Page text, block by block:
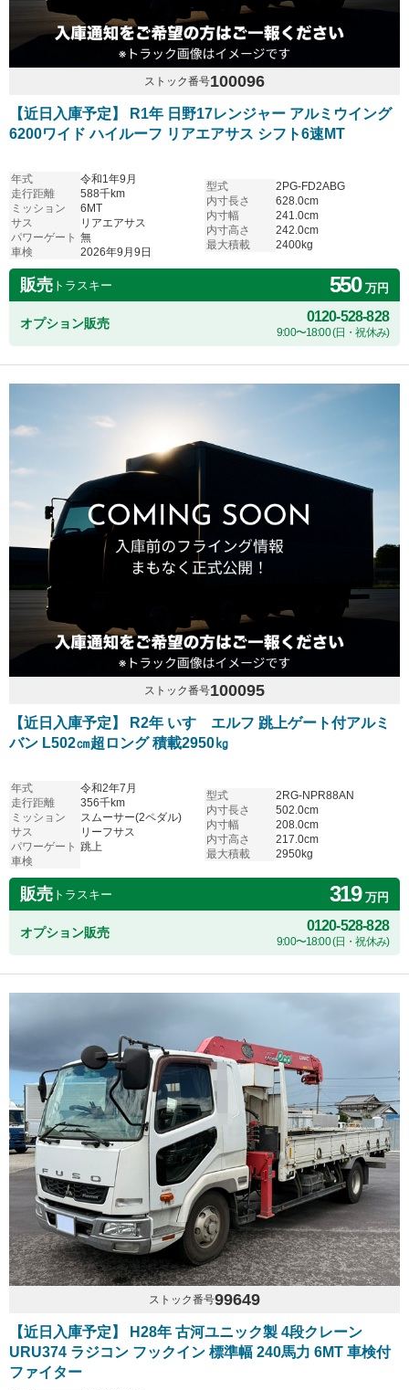
ストック番号100096
【近日入庫予定】 R1年 日野17レンジャー アルミウイング
6200ワイド ハイルーフ リアエアサス シフト6速MT
年式
令和1年9月
走行距離
588千km
ミッション
6MT
サス
リアエアサス
パワーゲート 無
車検
2026年9月9日
型式
2PG-FD2ABG
内寸長さ
628.0cm
内寸幅
241.0cm
内寸高さ
242.0cm
最大積載
2400kg
販売 トラスキー 550万円
オプション販売 0120-528-828
9:00〜18:00 (日・祝休み)
ストック番号100095
【近日入庫予定】 R2年 いすゞエルフ 跳上ゲート付アルミ
バン L502㎝超ロング 積載2950㎏
年式
令和2年7月
走行距離
356千km
ミッション
スムーサー(2ペダル)
サス
リーフサス
パワーゲート 跳上
車検
型式
2RG-NPR88AN
内寸長さ
502.0cm
内寸幅
208.0cm
内寸高さ
217.0cm
最大積載
2950kg
販売 トラスキー 319万円
オプション販売 0120-528-828
9:00〜18:00 (日・祝休み)
ストック番号99649
【近日入庫予定】 H28年 古河ユニック製 4段クレーン
URU374 ラジコン フックイン 標準幅 240馬力 6MT 車検付
ファイター